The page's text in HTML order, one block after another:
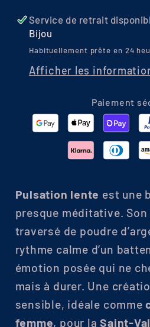
et
Argent
et
Argent
Service de retrait
Bijou
Habituellement prête en 24
Afficher les
Paiement
Pulsation lente est une
presque méditative.
traversé de poudre
rythme calme d’un
émotion posée qui ne
mais à durer. Une
sensible, idéale comme
femme, pour laSaint-